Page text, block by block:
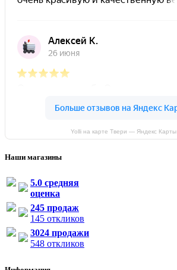
Yolli на карте Твери — Яндекс Карты
Наши магазины
5.0 средняя
оценка
245 продаж
145 откликов
3024 продажи
548 откликов